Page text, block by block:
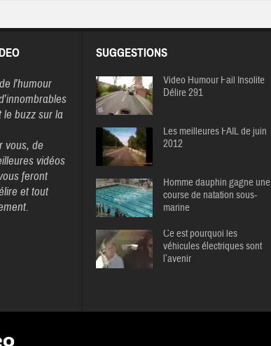
l’humour
le buzz sur la
vous, de
vidéos
feront
et tout
SUGGESTIONS
Video Humour Fail Insolite
Délire 291
Les meilleures FAIL de juin
2012
Homme dauphin gagne une
course de natation sous-
marine
Ce est pourquoi les
véhicules électriques sont
l’avenir